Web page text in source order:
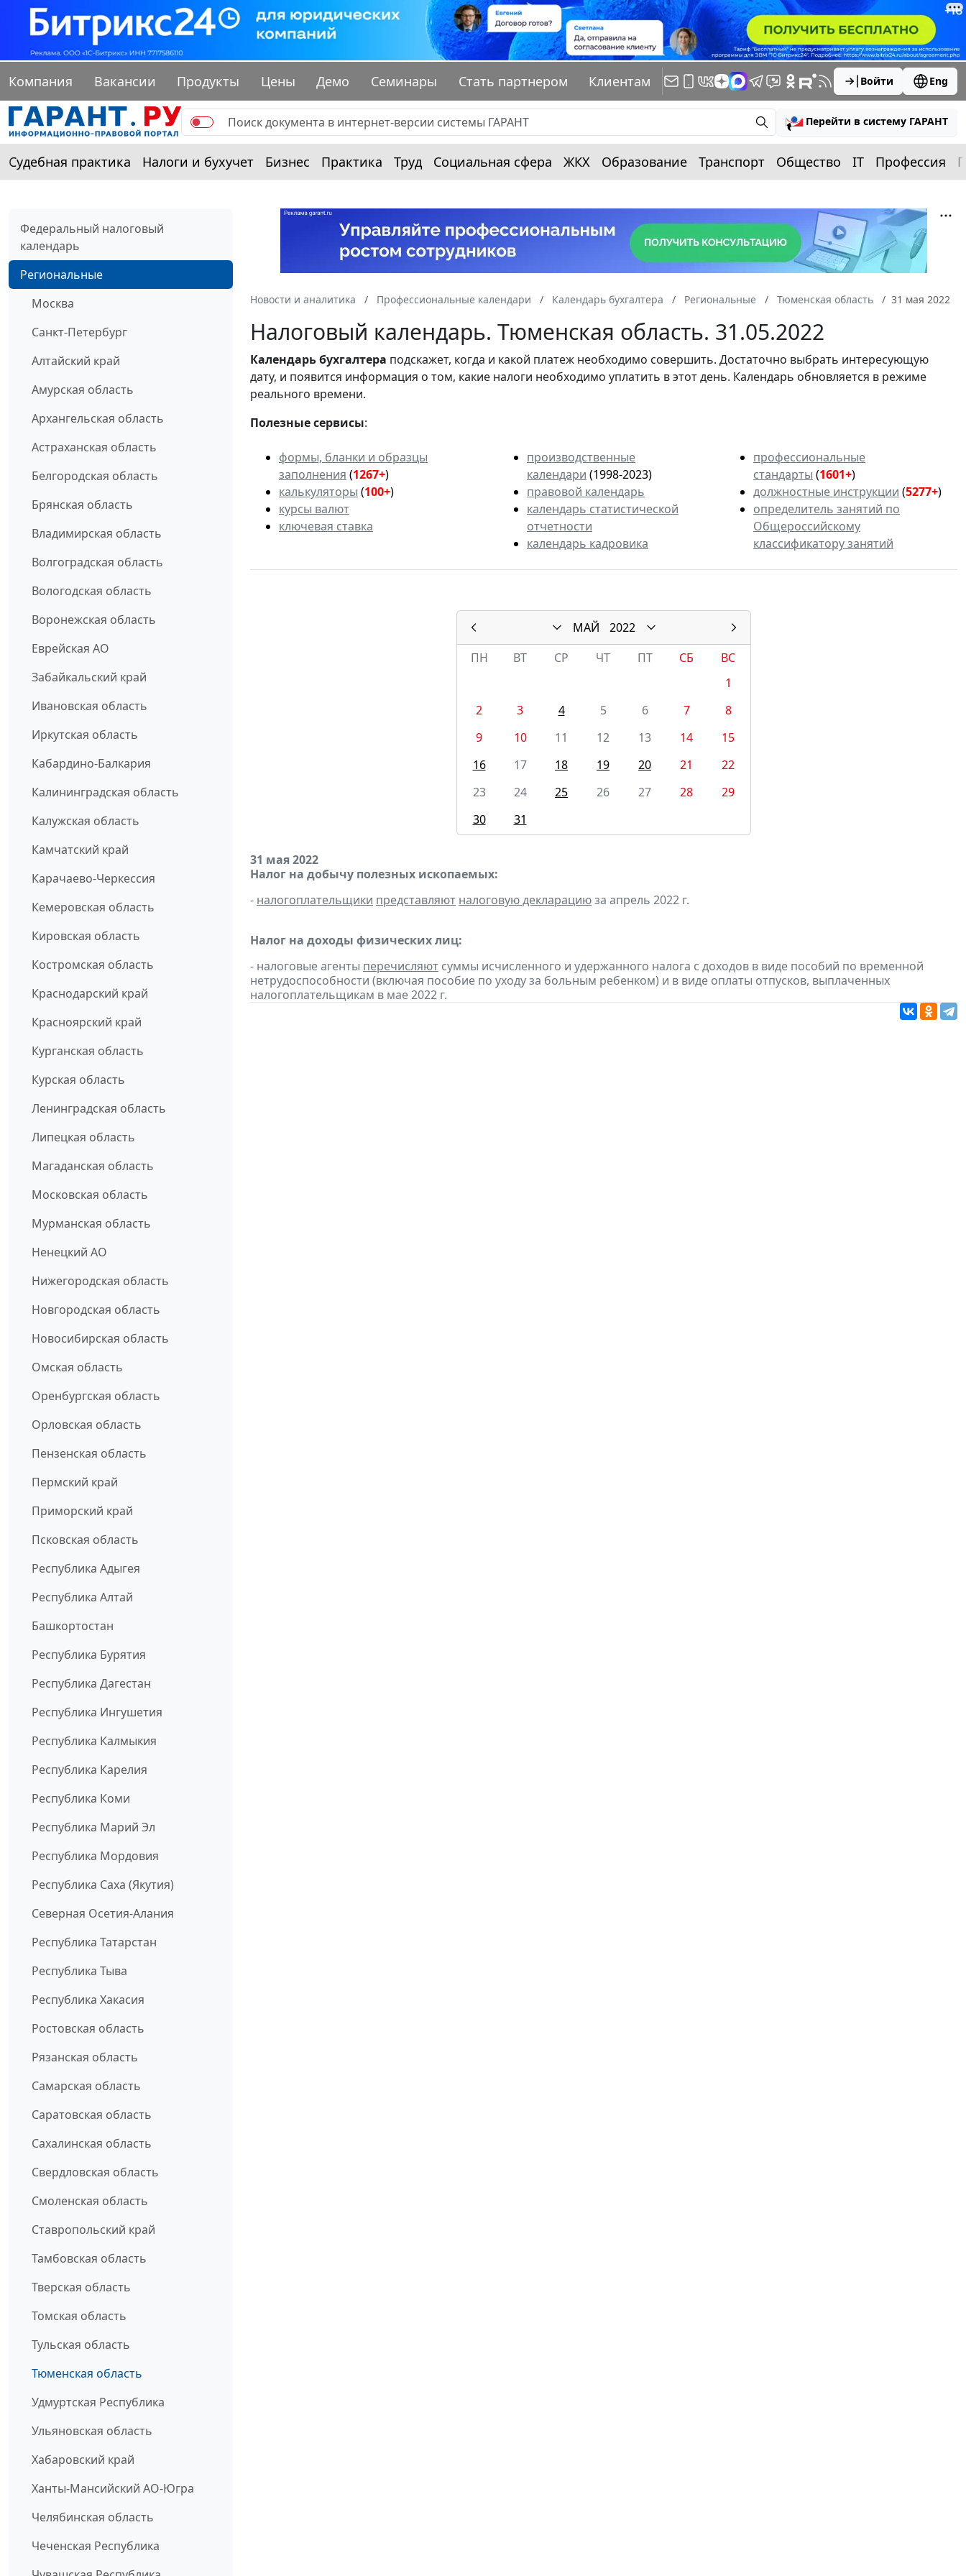
Компания Вакансии Продукты Цены Демо Семинары Стать партнером Клиентам Войти Eng
Перейти в систему ГАРАНТ
Судебная практика Налоги и бухучет Бизнес Практика Труд Социальная сфера ЖКХ Образование Транспорт Общество IT Профессия
Федеральный налоговый
календарь
Региональные
Москва
Санкт-Петербург
Алтайский край
Амурская область
Архангельская область
Астраханская область
Белгородская область
Брянская область
Владимирская область
Волгоградская область
Вологодская область
Воронежская область
Еврейская АО
Забайкальский край
Ивановская область
Иркутская область
Кабардино-Балкария
Калининградская область
Калужская область
Камчатский край
Карачаево-Черкессия
Кемеровская область
Кировская область
Костромская область
Краснодарский край
Красноярский край
Курганская область
Курская область
Ленинградская область
Липецкая область
Магаданская область
Московская область
Мурманская область
Ненецкий АО
Нижегородская область
Новгородская область
Новосибирская область
Омская область
Оренбургская область
Орловская область
Пензенская область
Пермский край
Приморский край
Псковская область
Республика Адыгея
Республика Алтай
Башкортостан
Республика Бурятия
Республика Дагестан
Республика Ингушетия
Республика Калмыкия
Республика Карелия
Республика Коми
Республика Марий Эл
Республика Мордовия
Республика Саха (Якутия)
Северная Осетия-Алания
Республика Татарстан
Республика Тыва
Республика Хакасия
Ростовская область
Рязанская область
Самарская область
Саратовская область
Сахалинская область
Свердловская область
Смоленская область
Ставропольский край
Тамбовская область
Тверская область
Томская область
Тульская область
Тюменская область
Удмуртская Республика
Ульяновская область
Хабаровский край
Ханты-Мансийский АО-Югра
Челябинская область
Чеченская Республика
Новости и аналитика Профессиональные календари Календарь бухгалтера Региональные Тюменская область 31 мая 2022
Налоговый календарь. Тюменская область. 31.05.2022
Календарьбухгалтера подскажет, когда и какой платеж необходимо совершить. Достаточно выбрать интересующую
дату, и появится информация о том, какие налоги необходимо уплатить в этот день. Календарь обновляется в режиме
реального времени.
Полезные сервисы:
формы, бланки и образцы
заполнения (1267+)
калькуляторы (100+)
курсы валют
ключевая ставка
производственные
календари (1998-2023)
правовой календарь
календарь статистической
отчетности
календарь кадровика
профессиональные
стандарты (1601+)
должностные инструкции (5277+)
определитель занятий по
Общероссийскому
классификатору занятий
МАЙ
2022
ПН
ВТ СР ЧТ ПТ СБ
ВС
1
2
3 4 5 6 7
8
9
10 11 12 13 14
15
16
17 18 19 20 21
22
23
24 25 26 27 28
29
30
31
31 мая 2022
Налог на добычу полезных ископаемых:
- налогоплательщики представляют налоговую декларациюза апрель 2022 г.
Налог на доходы физических лиц:
- налоговые агенты перечисляют суммы исчисленного и удержанного налога с доходов в виде пособий по временной
нетрудоспособности (включая пособие по уходу за больным ребенком) и в виде оплаты отпусков, выплаченных
налогоплательщикам в мае 2022 г.